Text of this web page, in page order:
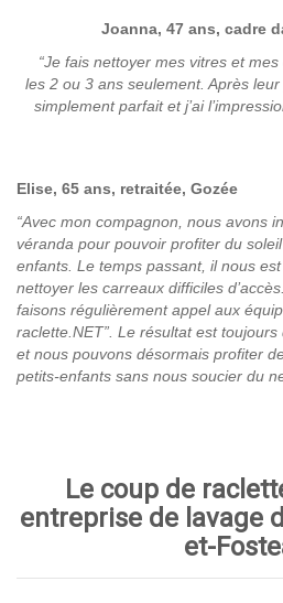
Joanna, 47 ans, cadre
“Je fais nettoyer mes vitres et
les 2 ou 3 ans seulement. Après
simplement parfait et j’ai
Elise, 65 ans, retraitée, Gozée
“Avec mon compagnon, nous avons
véranda pour pouvoir profiter du
enfants. Le temps passant, il nous
nettoyer les carreaux difficiles
faisons régulièrement appel aux
raclette.NET”. Le résultat est
et nous pouvons désormais profiter
petits-enfants sans nous soucier du
Le coup de
entreprise de lavage
et-